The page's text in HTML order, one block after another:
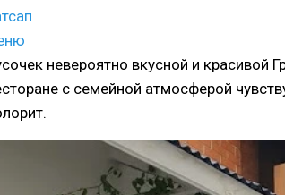
невероятно вкусной и красивой
с семейной атмосферой